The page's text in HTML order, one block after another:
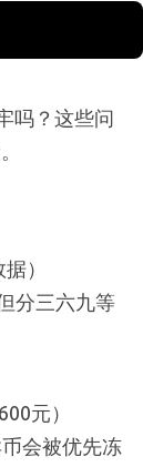
吗？这些问
）
分三六九等
元）
会被优先冻